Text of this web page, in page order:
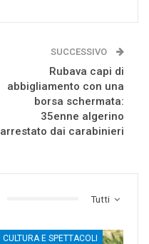
SUCCESSIVO
Rubava capi di
abbigliamento con una
borsa schermata:
35enne algerino
arrestato dai carabinieri
Tutti
CULTURA E SPETTACOLI